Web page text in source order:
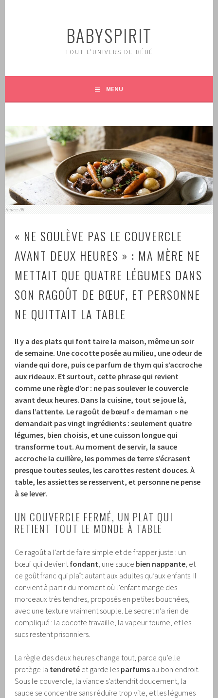
BABYSPIRIT
TOUT L'UNIVERS DE BÉBÉ
MENU
Source: DR
« NE SOULÈVE PAS LE COUVERCLE
AVANT DEUX HEURES » : MA MÈRE NE
METTAIT QUE QUATRE LÉGUMES DANS
SON RAGOÛT DE BŒUF, ET PERSONNE
NE QUITTAIT LA TABLE
Il y a des plats qui font taire la maison, même un soir
de semaine. Une cocotte posée au milieu, une odeur de
viande qui dore, puis ce parfum de thym qui s’accroche
aux rideaux. Et surtout, cette phrase qui revient
comme une règle d’or : ne pas soulever le couvercle
avant deux heures. Dans la cuisine, tout se joue là,
dans l’attente. Le ragoût de bœuf « de maman » ne
demandait pas vingt ingrédients : seulement quatre
légumes, bien choisis, et une cuisson longue qui
transforme tout. Au moment de servir, la sauce
accroche la cuillère, les pommes de terre s’écrasent
presque toutes seules, les carottes restent douces. À
table, les assiettes se resservent, et personne ne pense
à se lever.
UN COUVERCLE FERMÉ, UN PLAT QUI
RETIENT TOUT LE MONDE À TABLE
Ce ragoût a l’art de faire simple et de frapper juste : un
bœuf qui devient fondant , une sauce bien nappante , et
ce goût franc qui plaît autant aux adultes qu’aux enfants. Il
convient à partir du moment où l’enfant mange des
morceaux très tendres, proposés en petites bouchées,
avec une texture vraiment souple. Le secret n’a rien de
compliqué : la cocotte travaille, la vapeur tourne, et les
sucs restent prisonniers.
La règle des deux heures change tout, parce qu’elle
protège la tendreté et garde les parfums au bon endroit.
Sous le couvercle, la viande s’attendrit doucement, la
sauce se concentre sans réduire trop vite, et les légumes